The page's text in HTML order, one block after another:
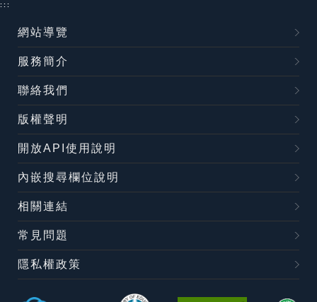
:::
網站導覽
服務簡介
聯絡我們
版權聲明
開放API使用說明
內嵌搜尋欄位說明
相關連結
常見問題
隱私權政策